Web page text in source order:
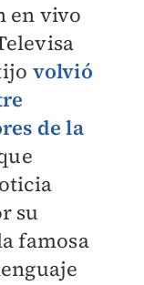
en vivo
volvió
de la
su
famosa